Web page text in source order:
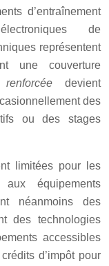
d’entraînement
de
représentent
une couverture
devient
des
ou des stages
limitées pour les
aux équipements
néanmoins des
des technologies
accessibles
d’impôt pour